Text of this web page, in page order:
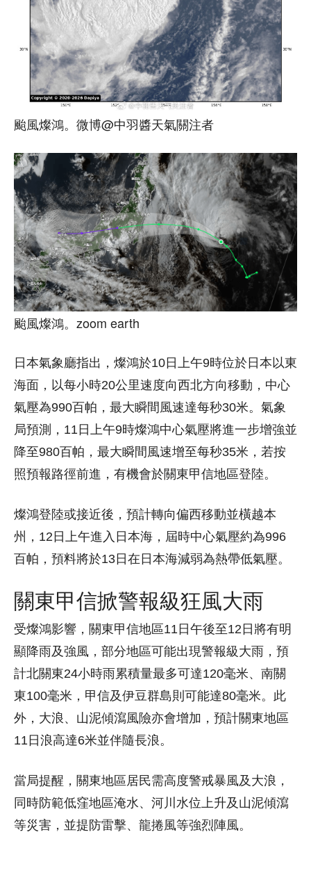
颱風燦鴻。微博@中羽醬天氣關注者
颱風燦鴻。zoom earth
日本氣象廳指出，燦鴻於10日上午9時位於日本以東
海面，以每小時20公里速度向西北方向移動，中心
氣壓為990百帕，最大瞬間風速達每秒30米。氣象
局預測，11日上午9時燦鴻中心氣壓將進一步增強並
降至980百帕，最大瞬間風速增至每秒35米，若按
照預報路徑前進，有機會於關東甲信地區登陸。
燦鴻登陸或接近後，預計轉向偏西移動並橫越本
州，12日上午進入日本海，屆時中心氣壓約為996
百帕，預料將於13日在日本海減弱為熱帶低氣壓。
關東甲信掀警報級狂風大雨
受燦鴻影響，關東甲信地區11日午後至12日將有明
顯降雨及強風，部分地區可能出現警報級大雨，預
計北關東24小時雨累積量最多可達120毫米、南關
東100毫米，甲信及伊豆群島則可能達80毫米。此
外，大浪、山泥傾瀉風險亦會增加，預計關東地區
11日浪高達6米並伴隨長浪。
當局提醒，關東地區居民需高度警戒暴風及大浪，
同時防範低窪地區淹水、河川水位上升及山泥傾瀉
等災害，並提防雷擊、龍捲風等強烈陣風。